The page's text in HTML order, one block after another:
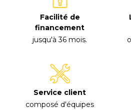
Facilité de
financement
jusqu'à 36 mois.
Service client
composé d'équipes